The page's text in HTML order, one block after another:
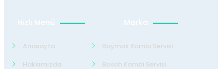
Hızlı Menü
Anasayfa
Hakkımızda
Marka
Baymak Kombi Servisi
Bosch Kombi Servisi